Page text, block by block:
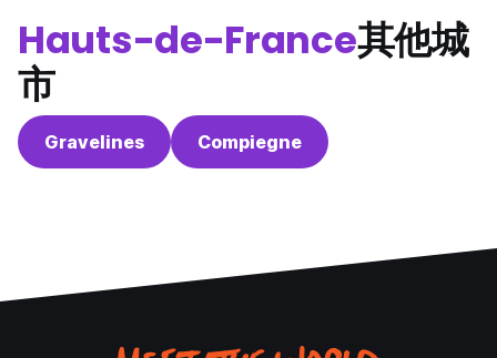
Hauts-de-France其他城
市
Gravelines Compiegne